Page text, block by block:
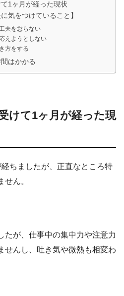
1ヶ月が経った現状
気をつけていること】
夫を怠らない
えようとしない
方をする
はかかる
けて1ヶ月が経った現
ちましたが、正直なところ特
ん。
たが、仕事中の集中力や注意力
せんし、吐き気や微熱も相変わ